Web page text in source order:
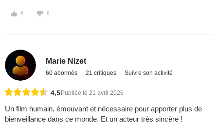
0 0
Marie Nizet
60 abonnés 21 critiques Suivre son activité
4,5 Publiée le 21 avril 2026
Un film humain, émouvant et nécessaire pour apporter plus de
bienveillance dans ce monde. Et un acteur très sincère !